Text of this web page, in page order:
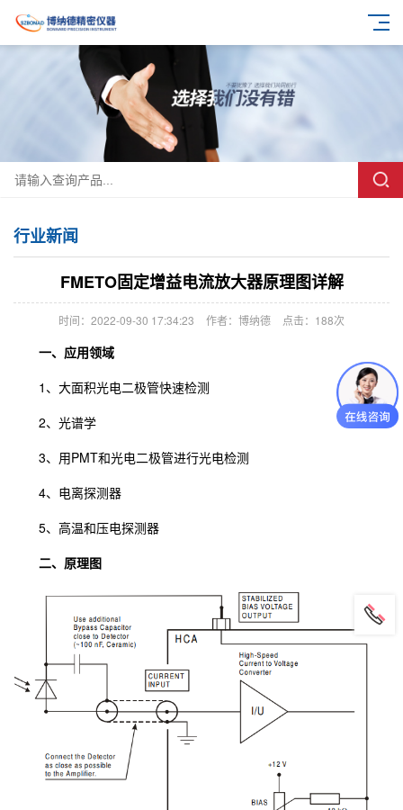
行业新闻
FMETO固定增益电流放大器原理图详解
时间：2022-09-30 17:34:23 作者：博纳德 点击： 188次
一、应用领域
1、大面积光电二极管快速检测
2、光谱学
3、用PMT和光电二极管进行光电检测
4、电离探测器
5、高温和压电探测器
二、原理图